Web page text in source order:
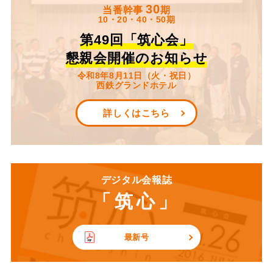
当番幹事30期
10・20・40・50期
第49回「筑心会」
懇親会開催のお知らせ
令和8年8月11日（火・祝日）
西鉄グランドホテル
詳しくはこちら
デジタル会報誌
「筑心」
最新号